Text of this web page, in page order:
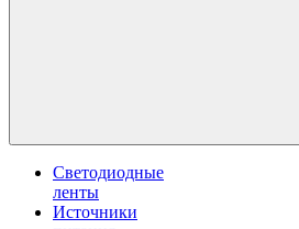
Светодиодные
ленты
Источники